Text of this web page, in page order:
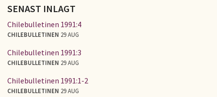
SENAST INLAGT
Chilebulletinen 1991:4
CHILEBULLETINEN 29 AUG
Chilebulletinen 1991:3
CHILEBULLETINEN 29 AUG
Chilebulletinen 1991:1-2
CHILEBULLETINEN 29 AUG